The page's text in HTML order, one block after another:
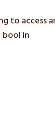
to access
in